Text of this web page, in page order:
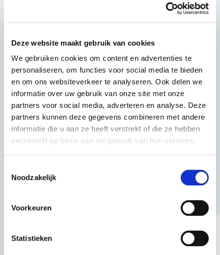
Deze website maakt gebruik van cookies
We gebruiken cookies om content en advertenties te
personaliseren, om functies voor social media te bieden
en om ons websiteverkeer te analyseren. Ook delen we
informatie over uw gebruik van onze site met onze
partners voor social media, adverteren en analyse. Deze
partners kunnen deze gegevens combineren met andere
informatie die u aan ze heeft verstrekt of die ze hebben
verzameld op basis van uw gebruik van hun services.
Noodzakelijk
Voorkeuren
Statistieken
Neem contact op
06-48260148 jos.jacobi@summa.nl